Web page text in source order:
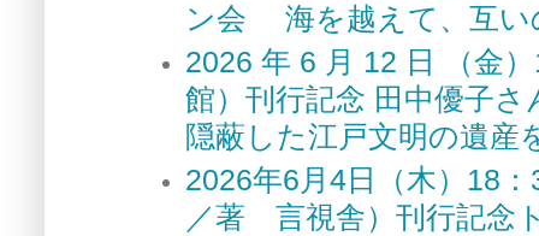
ン会 海を越えて、互い
2026 年 6 月 12 日 （金
館）刊行記念 田中優子
隠蔽した江戸文明の遺産
2026年6月4日（木）18
／著 言視舎）刊行記念